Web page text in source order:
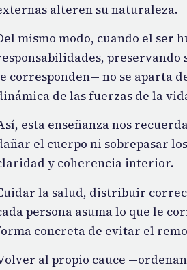
alteren su naturaleza.
mismo modo, cuando el ser
preservando
corresponden— no se aparta
de las fuerzas de la
esta enseñanza nos
el cuerpo ni sobrepasar
y coherencia interior.
la salud, distribuir
persona asuma lo que le
concreta de evitar el
al propio cauce